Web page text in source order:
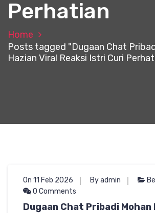
Perhatian
Home
Posts tagged "Dugaan Chat
Hazian Viral Reaksi Istri Curi
On 11 Feb 2026 By admin
0 Comments
Dugaan Chat Pribadi Mohan